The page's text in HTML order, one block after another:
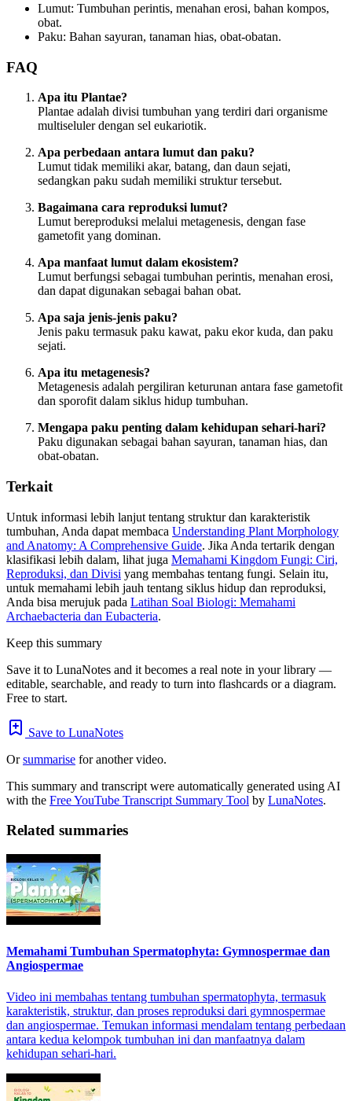
Lumut: Tumbuhan perintis, menahan erosi, bahan kompos,
obat.
Paku: Bahan sayuran, tanaman hias, obat-obatan.
FAQ
Apa itu Plantae?
Plantae adalah divisi tumbuhan yang terdiri dari organisme
multiseluler dengan sel eukariotik.
Apa perbedaan antara lumut dan paku?
Lumut tidak memiliki akar, batang, dan daun sejati,
sedangkan paku sudah memiliki struktur tersebut.
Bagaimana cara reproduksi lumut?
Lumut bereproduksi melalui metagenesis, dengan fase
gametofit yang dominan.
Apa manfaat lumut dalam ekosistem?
Lumut berfungsi sebagai tumbuhan perintis, menahan erosi,
dan dapat digunakan sebagai bahan obat.
Apa saja jenis-jenis paku?
Jenis paku termasuk paku kawat, paku ekor kuda, dan paku
sejati.
Apa itu metagenesis?
Metagenesis adalah pergiliran keturunan antara fase gametofit
dan sporofit dalam siklus hidup tumbuhan.
Mengapa paku penting dalam kehidupan sehari-hari?
Paku digunakan sebagai bahan sayuran, tanaman hias, dan
obat-obatan.
Terkait
Untuk informasi lebih lanjut tentang struktur dan karakteristik
tumbuhan, Anda dapat membaca Understanding Plant Morphology
and Anatomy: A Comprehensive Guide. Jika Anda tertarik dengan
klasifikasi lebih dalam, lihat juga Memahami Kingdom Fungi: Ciri,
Reproduksi, dan Divisi yang membahas tentang fungi. Selain itu,
untuk memahami lebih jauh tentang siklus hidup dan reproduksi,
Anda bisa merujuk pada Latihan Soal Biologi: Memahami
Archaebacteria dan Eubacteria.
Keep this summary
Save it to LunaNotes and it becomes a real note in your library —
editable, searchable, and ready to turn into flashcards or a diagram.
Free to start.
Save to LunaNotes
Orsummarise for another video.
This summary and transcript were automatically generated using AI
with the Free YouTube Transcript Summary Tool by LunaNotes.
Related summaries
Memahami Tumbuhan Spermatophyta: Gymnospermae dan
Angiospermae
Video ini membahas tentang tumbuhan spermatophyta, termasuk
karakteristik, struktur, dan proses reproduksi dari gymnospermae
dan angiospermae. Temukan informasi mendalam tentang perbedaan
antara kedua kelompok tumbuhan ini dan manfaatnya dalam
kehidupan sehari-hari.